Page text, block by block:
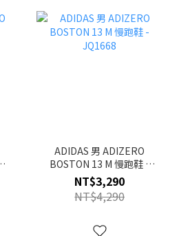
ADIDAS 男 ADIZERO
BOSTON 13 M 慢跑鞋 -
JQ1668
NT$3,290
NT$4,290